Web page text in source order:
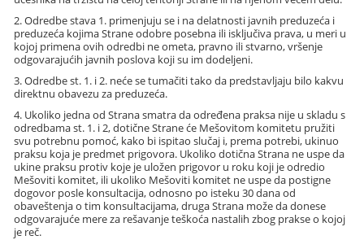
2. Odredbe stava 1. primenjuju se i na delatnosti javnih preduzeća i
preduzeća kojima Strane odobre posebna ili isključiva prava, u meri u
kojoj primena ovih odredbi ne ometa, pravno ili stvarno, vršenje
odgovarajućih javnih poslova koji su im dodeljeni.
3. Odredbe st. 1. i 2. neće se tumačiti tako da predstavljaju bilo kakvu
direktnu obavezu za preduzeća.
4. Ukoliko jedna od Strana smatra da određena praksa nije u skladu s
odredbama st. 1. i 2, dotične Strane će Mešovitom komitetu pružiti
svu potrebnu pomoć, kako bi ispitao slučaj i, prema potrebi, ukinuo
praksu koja je predmet prigovora. Ukoliko dotična Strana ne uspe da
ukine praksu protiv koje je uložen prigovor u roku koji je odredio
Mešoviti komitet, ili ukoliko Mešoviti komitet ne uspe da postigne
dogovor posle konsultacija, odnosno po isteku 30 dana od
obaveštenja o tim konsultacijama, druga Strana može da donese
odgovarajuće mere za rešavanje teškoća nastalih zbog prakse o kojoj
je reč.